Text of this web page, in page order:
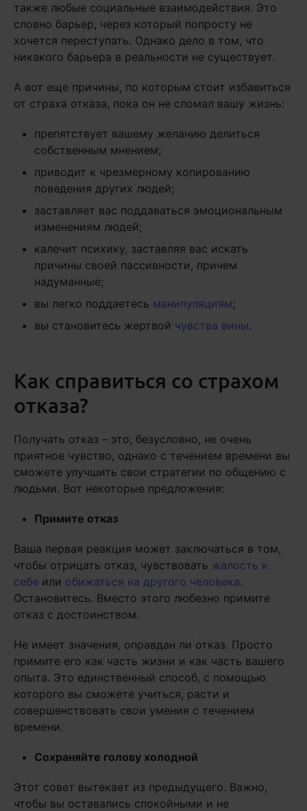
также любые социальные взаимодействия. Это
словно барьер, через который попросту не
хочется переступать. Однако дело в том, что
никакого барьера в реальности не существует.
А вот еще причины, по которым стоит избавиться
от страха отказа, пока он не сломал вашу жизнь:
препятствует вашему желанию делиться
собственным мнением;
приводит к чрезмерному копированию
поведения других людей;
заставляет вас поддаваться эмоциональным
изменениям людей;
калечит психику, заставляя вас искать
причины своей пассивности, причем
надуманные;
вы легко поддаетесь манипуляциям;
вы становитесь жертвой чувства вины.
Как справиться со страхом
отказа?
Получать отказ – это, безусловно, не очень
приятное чувство, однако с течением времени вы
сможете улучшить свои стратегии по общению с
людьми. Вот некоторые предложения:
Примите отказ
Ваша первая реакция может заключаться в том,
чтобы отрицать отказ, чувствовать жалость к
себе или обижаться на другого человека.
Остановитесь. Вместо этого любезно примите
отказ с достоинством.
Не имеет значения, оправдан ли отказ. Просто
примите его как часть жизни и как часть вашего
опыта. Это единственный способ, с помощью
которого вы сможете учиться, расти и
совершенствовать свои умения с течением
времени.
Сохраняйте голову холодной
Этот совет вытекает из предыдущего. Важно,
чтобы вы оставались спокойными и не